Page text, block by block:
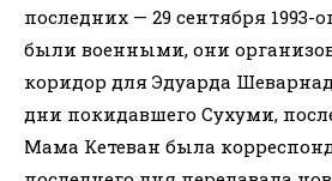
последних — 29 сентября 1993-
были военными, они
коридор для Эдуарда
дни покидавшего Сухуми,
Мама Кетеван была